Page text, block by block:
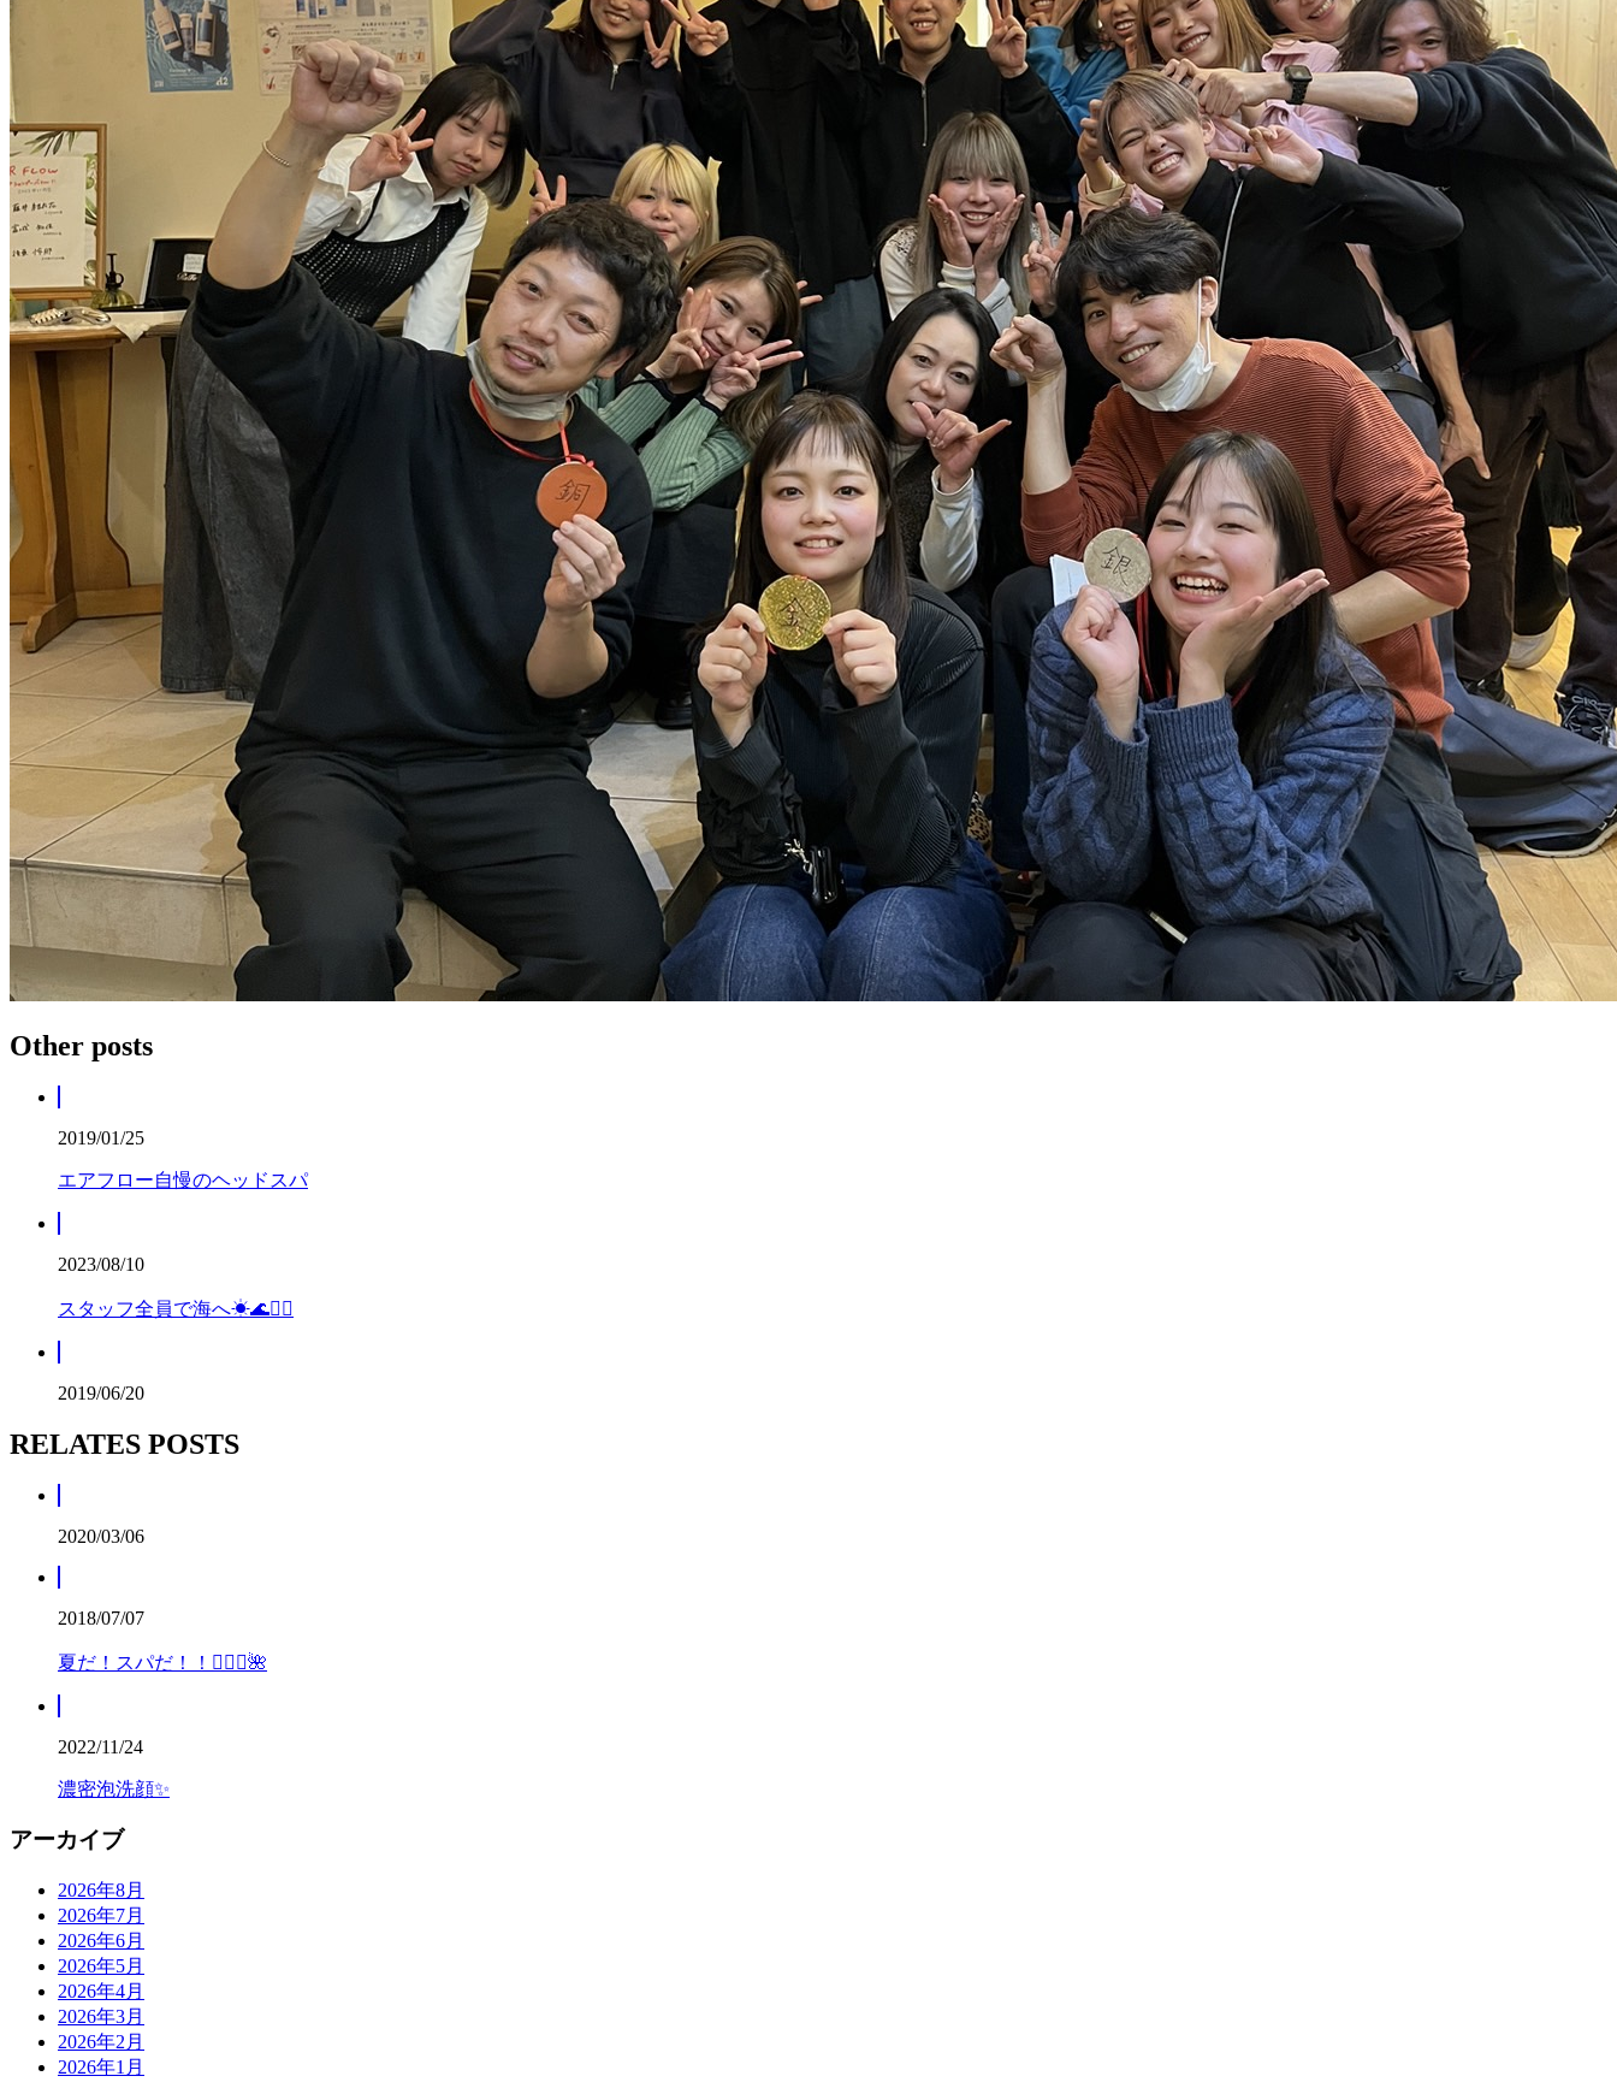
Other posts
2019/01/25
エアフロー自慢のヘッドスパ
2023/08/10
スタッフ全員で海へ☀🌊🏊‍♂️
2019/06/20
RELATES POSTS
2020/03/06
2018/07/07
夏だ！スパだ！！💆🏻‍♀️🌺
2022/11/24
濃密泡洗顔✨
アーカイブ
2026年8月
2026年7月
2026年6月
2026年5月
2026年4月
2026年3月
2026年2月
2026年1月